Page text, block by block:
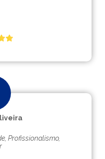
Profissionalismo,